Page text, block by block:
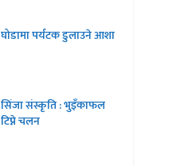
घोडामा पर्यटक डुलाउने आशा
सिंजा संस्कृति : भुइँकाफल
टिप्ने चलन